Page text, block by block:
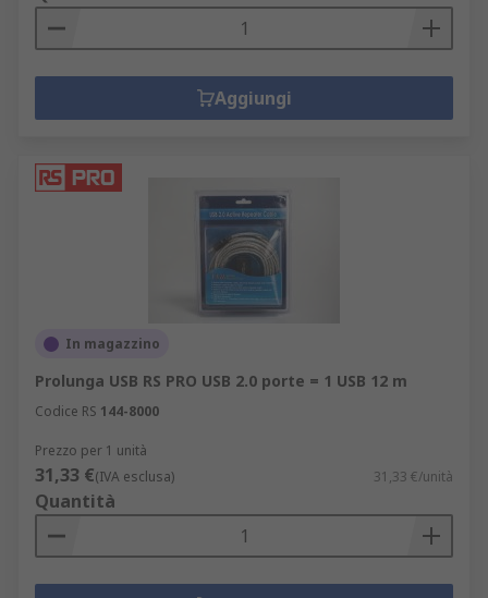
Aggiungi
In magazzino
Prolunga USB RS PRO USB 2.0 porte = 1 USB 12 m
Codice RS 144-8000
Prezzo per 1 unità
31,33 €(IVA esclusa) 31,33 €/unità
Quantità